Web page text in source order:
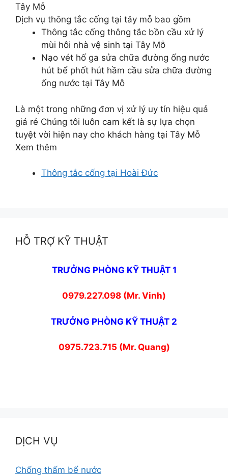
Tây Mỗ
Dịch vụ thông tắc cống tại tây mỗ bao gồm
Thông tắc cống thông tắc bồn cầu xử lý
mùi hôi nhà vệ sinh tại Tây Mỗ
Nạo vét hố ga sửa chữa đường ống nước
hút bể phốt hút hầm cầu sửa chữa đường
ống nước tại Tây Mỗ
Là một trong những đơn vị xử lý uy tín hiệu quả
giá rẻ Chúng tôi luôn cam kết là sự lựa chọn
tuyệt vời hiện nay cho khách hàng tại Tây Mỗ
Xem thêm
Thông tắc cống tại Hoài Đức
HỖ TRỢ KỸ THUẬT
TRƯỞNG PHÒNG KỸ THUẬT 1
0979.227.098 (Mr. Vinh)
TRƯỞNG PHÒNG KỸ THUẬT 2
0975.723.715 (Mr. Quang)
DỊCH VỤ
Chống thấm bể nước